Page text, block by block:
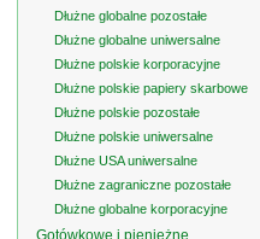
Dłużne globalne pozostałe
Dłużne globalne uniwersalne
Dłużne polskie korporacyjne
Dłużne polskie papiery skarbowe
Dłużne polskie pozostałe
Dłużne polskie uniwersalne
Dłużne USA uniwersalne
Dłużne zagraniczne pozostałe
Dłużne globalne korporacyjne
Gotówkowe i pieniężne